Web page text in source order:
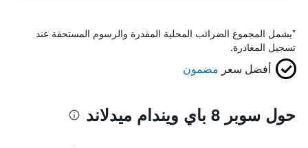
*يشمل المجموع الضرائب المحلية المقدرة والرسوم المستحقة عند
تسجيل المغادرة.
أفضل سعر مضمون
حول سوبر 8 باي ويندام ميدلاند